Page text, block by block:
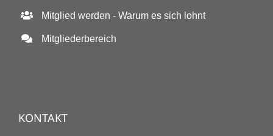
Mitglied werden - Warum es sich lohnt
Mitgliederbereich
KONTAKT